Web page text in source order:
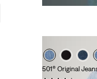
is
was
501® Original